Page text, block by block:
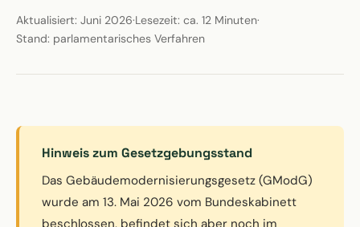
Aktualisiert: Juni 2026·Lesezeit: ca. 12 Minuten·
Stand: parlamentarisches Verfahren
Hinweis zum Gesetzgebungsstand
Das Gebäudemodernisierungsgesetz (GModG)
wurde am 13. Mai 2026 vom Bundeskabinett
beschlossen, befindet sich aber noch im